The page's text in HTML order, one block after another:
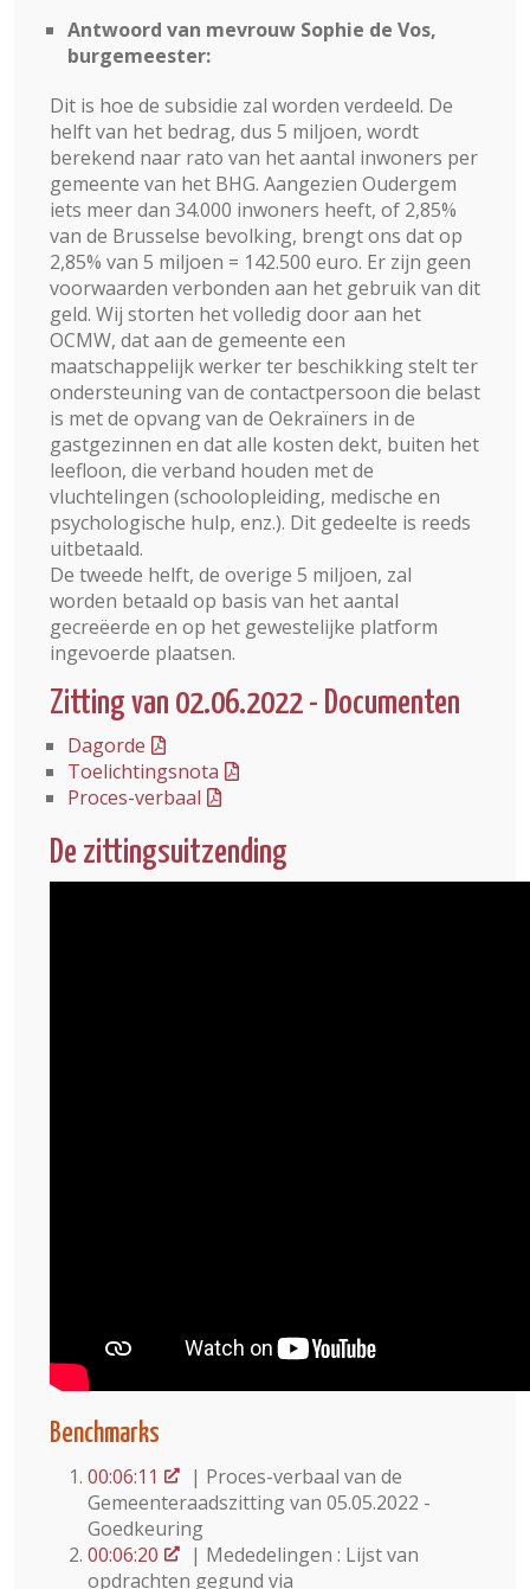
Antwoord van mevrouw Sophie de Vos,
burgemeester:
Dit is hoe de subsidie zal worden verdeeld. De
helft van het bedrag, dus 5 miljoen, wordt
berekend naar rato van het aantal inwoners per
gemeente van het BHG. Aangezien Oudergem
iets meer dan 34.000 inwoners heeft, of 2,85%
van de Brusselse bevolking, brengt ons dat op
2,85% van 5 miljoen = 142.500 euro. Er zijn geen
voorwaarden verbonden aan het gebruik van dit
geld. Wij storten het volledig door aan het
OCMW, dat aan de gemeente een
maatschappelijk werker ter beschikking stelt ter
ondersteuning van de contactpersoon die belast
is met de opvang van de Oekraïners in de
gastgezinnen en dat alle kosten dekt, buiten het
leefloon, die verband houden met de
vluchtelingen (schoolopleiding, medische en
psychologische hulp, enz.). Dit gedeelte is reeds
uitbetaald.
De tweede helft, de overige 5 miljoen, zal
worden betaald op basis van het aantal
gecreëerde en op het gewestelijke platform
ingevoerde plaatsen.
Zitting van 02.06.2022 - Documenten
Dagorde
Toelichtingsnota
Proces-verbaal
De zittingsuitzending
Benchmarks
00:06:11
| Proces-verbaal van de
Gemeenteraadszitting van 05.05.2022 -
Goedkeuring
00:06:20
| Mededelingen : Lijst van
opdrachten gegund via